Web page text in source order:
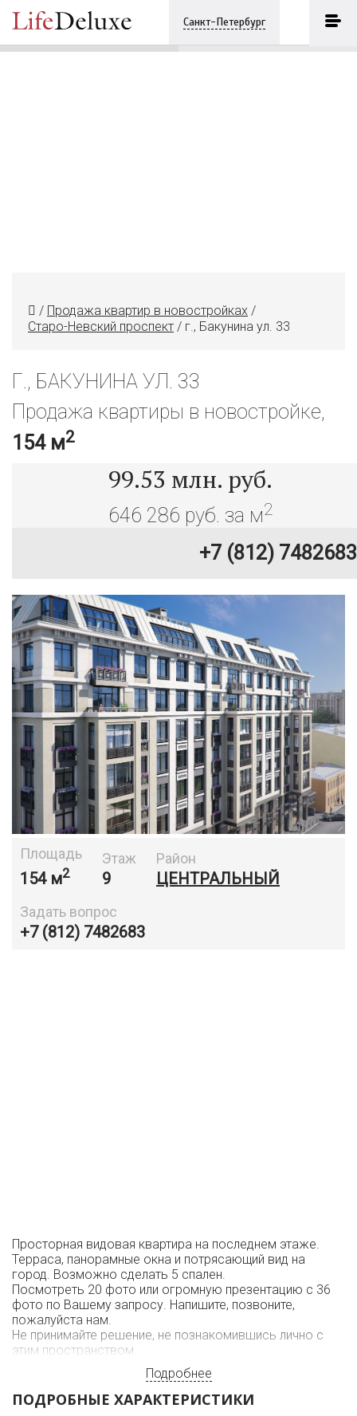
Санкт-Петербург
/ Продажа квартир в новостройках /
Старо-Невский проспект / г., Бакунина ул. 33
Г., БАКУНИНА УЛ. 33
Продажа квартиры в новостройке,
154 м2
99.53 млн. руб.
646 286 руб. за м2
+7 (812) 7482683
Площадь
154 м2
Этаж
9
Район
ЦЕНТРАЛЬНЫЙ
Задать вопрос
+7 (812) 7482683
Просторная видовая квартира на последнем этаже.
Терраса, панорамные окна и потрясающий вид на
город. Возможно сделать 5 спален.
Посмотреть 20 фото или огромную презентацию с 36
фото по Вашему запросу. Напишите, позвоните,
пожалуйста нам.
Не принимайте решение, не познакомившись лично с
этим пространством.
Подробнее
ПОДРОБНЫЕ ХАРАКТЕРИСТИКИ
г., Бакунина ул. 33
+7 (812) 7482683 ПОЗВОНИТЬ